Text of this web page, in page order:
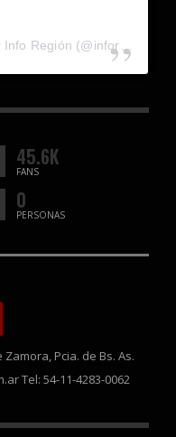
45.6K
FANS
0
PERSONAS
Zamora, Pcia. de Bs. As.
Tel: 54-11-4283-0062